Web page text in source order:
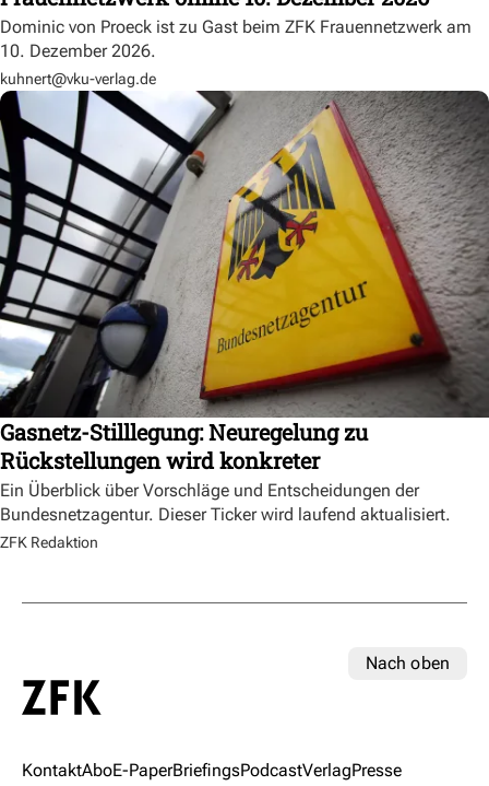
Dominic von Proeck ist zu Gast beim ZFK Frauennetzwerk am
10. Dezember 2026.
kuhnert@vku-verlag.de
Gasnetz-Stilllegung: Neuregelung zu
Rückstellungen wird konkreter
Ein Überblick über Vorschläge und Entscheidungen der
Bundesnetzagentur. Dieser Ticker wird laufend aktualisiert.
ZFK Redaktion
Nach oben
KontaktAboE-PaperBriefingsPodcastVerlagPresse